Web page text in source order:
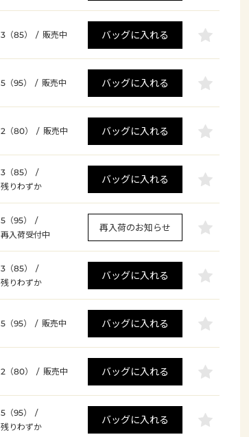
3（85） / 販売中 バッグに入れる
5（95） / 販売中 バッグに入れる
2（80） / 販売中 バッグに入れる
3（85）
/
残りわずか
バッグに入れる
5（95）
/
再入荷受付中
再入荷のお知らせ
3（85）
/
残りわずか
バッグに入れる
5（95） / 販売中 バッグに入れる
2（80） / 販売中 バッグに入れる
5（95）
/
残りわずか
バッグに入れる